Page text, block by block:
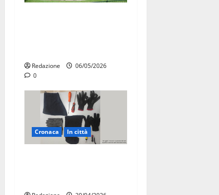
Redazione
06/05/2026
0
Cronaca In città